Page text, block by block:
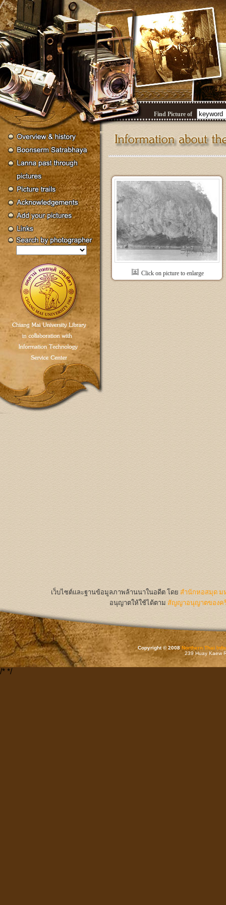
Find Picture of
Click on picture to enlarge
เว็บไซต์และฐานข้อมูลภาพล้านนาในอดีต โดย สำนักหอสมุด ม
อนุญาตให้ใช้ได้ตาม สัญญาอนุญาตของค
Copyright © 2008Northern Thai
239 Huay Kaew
/* */